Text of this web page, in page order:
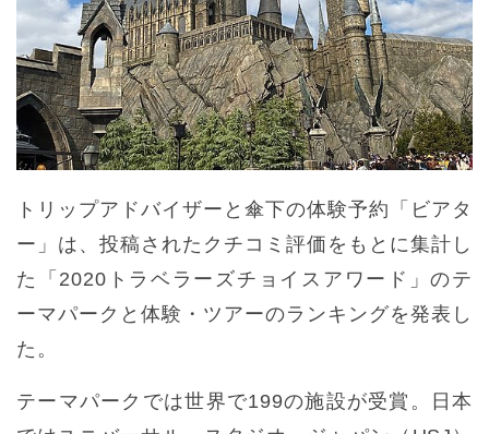
トリップアドバイザーと傘下の体験予約「ビアタ
ー」は、投稿されたクチコミ評価をもとに集計し
た「2020トラベラーズチョイスアワード」のテ
ーマパークと体験・ツアーのランキングを発表し
た。
テーマパークでは世界で199の施設が受賞。日本